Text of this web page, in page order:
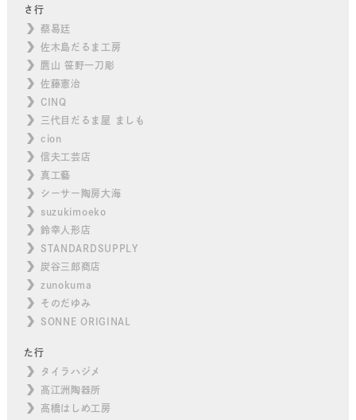
さ行
蔡易廷
佐木島だるま工房
鷹山 笹野一刀彫
佐藤憲治
CINQ
三代目だるま屋 ましも
cion
信夫工芸店
真工藝
シーサー陶房大海
suzukimoeko
鈴幸人形店
STANDARDSUPPLY
炭谷三郎商店
zunokuma
そのだゆみ
SONNE ORIGINAL
た行
タイラハジメ
高江洲陶器所
高橋はしめ工房